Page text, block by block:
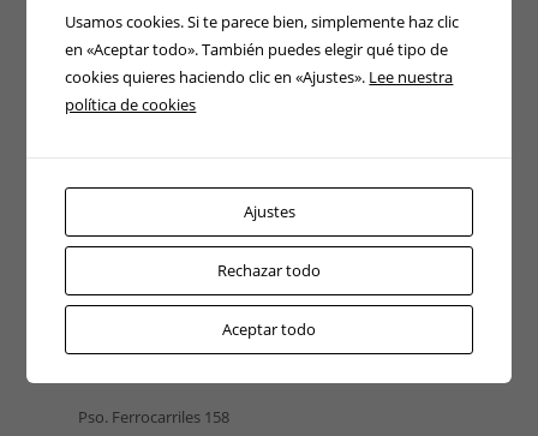
Pso. Ferrocarriles 158
Usamos cookies. Si te parece bien, simplemente haz clic
en «Aceptar todo». También puedes elegir qué tipo de
cookies quieres haciendo clic en «Ajustes». Lee nuestra
política de cookies
Ajustes
Rechazar todo
Aceptar todo